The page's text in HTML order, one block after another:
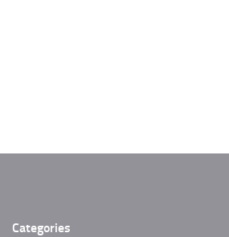
Categories